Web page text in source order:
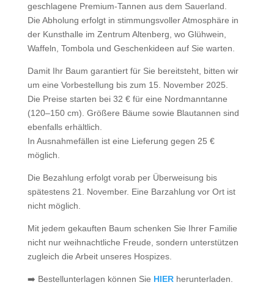
geschlagene Premium-Tannen aus dem Sauerland.
Die Abholung erfolgt in stimmungsvoller Atmosphäre in
der Kunsthalle im Zentrum Altenberg, wo Glühwein,
Waffeln, Tombola und Geschenkideen auf Sie warten.
Damit Ihr Baum garantiert für Sie bereitsteht, bitten wir
um eine Vorbestellung bis zum 15. November 2025.
Die Preise starten bei 32 € für eine Nordmanntanne
(120–150 cm). Größere Bäume sowie Blautannen sind
ebenfalls erhältlich.
In Ausnahmefällen ist eine Lieferung gegen 25 €
möglich.
Die Bezahlung erfolgt vorab per Überweisung bis
spätestens 21. November. Eine Barzahlung vor Ort ist
nicht möglich.
Mit jedem gekauften Baum schenken Sie Ihrer Familie
nicht nur weihnachtliche Freude, sondern unterstützen
zugleich die Arbeit unseres Hospizes.
➡️ Bestellunterlagen können Sie HIERherunterladen.